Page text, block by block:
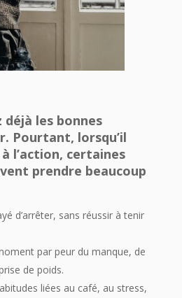
déjà les bonnes
Pourtant, lorsqu’il
l’action, certaines
prendre beaucoup
d’arrêter, sans réussir à tenir
par peur du manque, de
de poids.
liées au café, au stress,